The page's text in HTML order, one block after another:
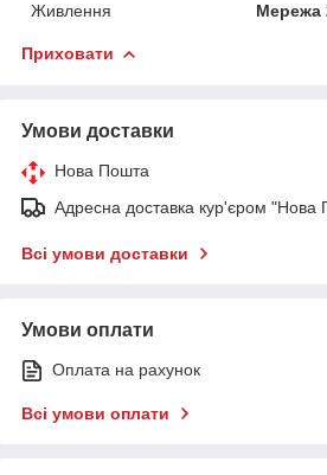
Живлення
Мережа
Приховати
Умови доставки
Нова Пошта
Адресна доставка кур'єром "Нова
Всі умови доставки
Умови оплати
Оплата на рахунок
Всі умови оплати